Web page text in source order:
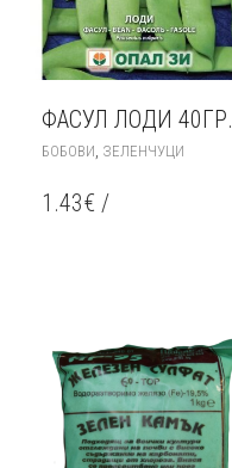
ФАСУЛ ЛОДИ 40ГР.
БОБОВИ ЗЕЛЕНЧУЦИ
1.43€ /